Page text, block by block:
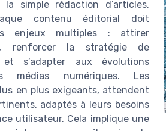
simple rédaction d’articles.
contenu éditorial doit
enjeux multiples : attirer
renforcer la stratégie de
et s’adapter aux évolutions
médias numériques. Les
en plus exigeants, attendent
adaptés à leurs besoins
utilisateur. Cela implique une